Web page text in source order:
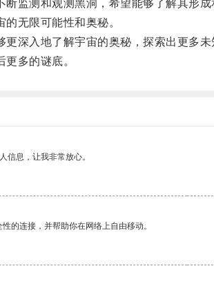
测和观测黑洞，希望能够了解其形成
无限可能性和奥秘。
入地了解宇宙的奥秘，探索出更多未
多的谜底。
信息，让我非常放心。
的连接，并帮助你在网络上自由移动。